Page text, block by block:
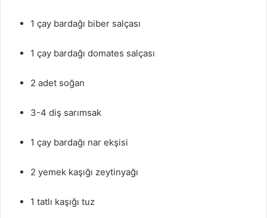
1 çay bardağı biber salçası
1 çay bardağı domates salçası
2 adet soğan
3-4 diş sarımsak
1 çay bardağı nar ekşisi
2 yemek kaşığı zeytinyağı
1 tatlı kaşığı tuz